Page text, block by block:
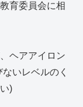
育委員会に相
ヘアアイロン
いレベルのく
)